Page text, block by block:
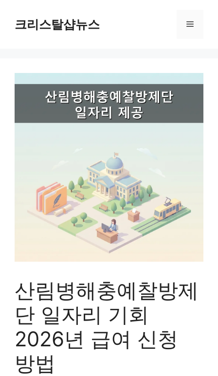
content크리스탈샵뉴스 Menu
산림병해충예찰방제
단 일자리 기회
2026년 급여 신청
방법